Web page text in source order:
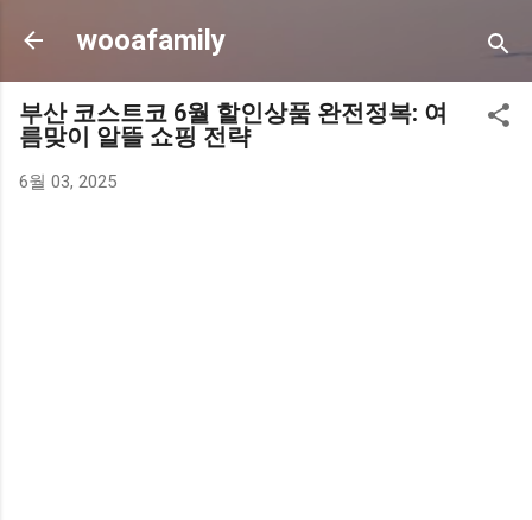
기본 콘텐츠로 건너뛰기
wooafamily
부산 코스트코 6월 할인상품 완전정복: 여
름맞이 알뜰 쇼핑 전략
6월 03, 2025